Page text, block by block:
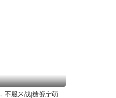
不服来战|糖瓷宁萌